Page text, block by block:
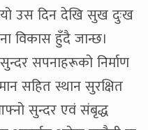
उस दिन देखि सुख दुःख
विकास हुँदै जान्छ।
सपनाहरूको निर्माण
सहित स्थान सुरक्षित
सुन्दर एवं संबृद्ध